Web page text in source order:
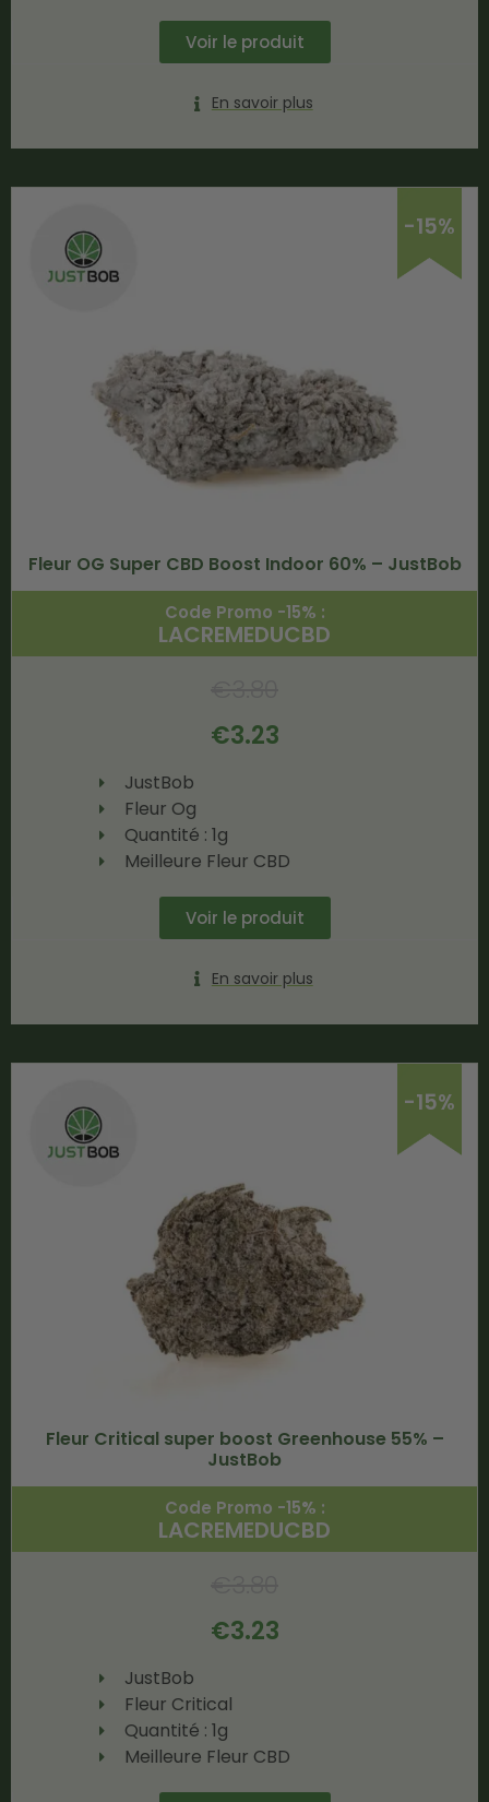
Voir le produit
En savoir plus
-15%
Fleur OG Super CBD Boost Indoor 60% – JustBob
Code Promo -15% :
LACREMEDUCBD
€3.23
JustBob
Fleur Og
Quantité : 1g
Meilleure Fleur CBD
Voir le produit
En savoir plus
-15%
Fleur Critical super boost Greenhouse 55% –
JustBob
Code Promo -15% :
LACREMEDUCBD
€3.23
JustBob
Fleur Critical
Quantité : 1g
Meilleure Fleur CBD